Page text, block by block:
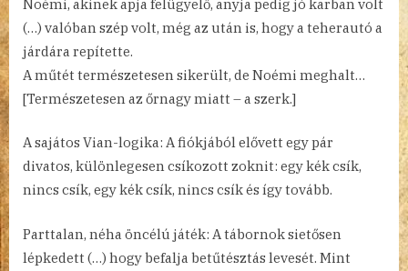
Noémi, akinek apja felügyelő, anyja pedig jó karban volt
(…) valóban szép volt, még az után is, hogy a teherautó a
járdára repítette.
A műtét természetesen sikerült, de Noémi meghalt…
[Természetesen az őrnagy miatt – a szerk.]
A sajátos Vian-logika: A fiókjából elővett egy pár
divatos, különlegesen csíkozott zoknit: egy kék csík,
nincs csík, egy kék csík, nincs csík és így tovább.
Parttalan, néha öncélú játék: A tábornok sietősen
lépkedett (…) hogy befalja betűtésztás levesét. Mint